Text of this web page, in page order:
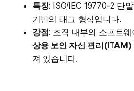
특징: ISO/IEC 19770-2 단
기반의 태그 형식입니다.
강점: 조직 내부의 소프트
상용 보안 자산 관리(ITAM)
져 있습니다.